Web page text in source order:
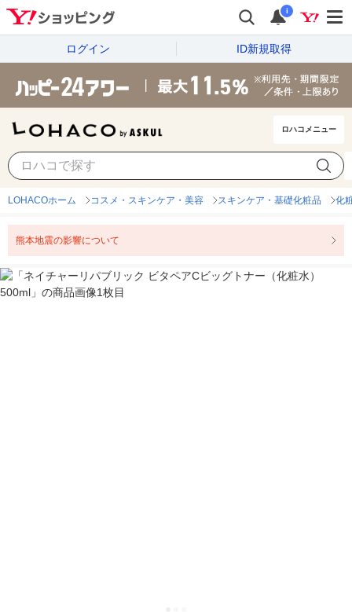
i
ログイン ID新規取得
ロハコメニュー
LOHACOホーム コスメ・スキンケア・美容 スキンケア・基礎化粧品 化
熊本地震の影響について